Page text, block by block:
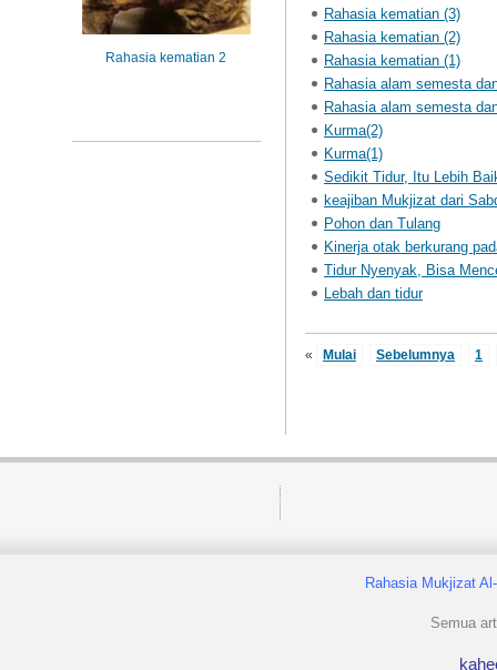
Rahasia kematian (3)
Rahasia kematian (2)
Rahasia kematian (1)
Rahasia alam semesta
Rahasia alam semesta
Kurma(2)
Kurma(1)
Sedikit Tidur, Itu Lebih
keajiban Mukjizat dari
Pohon dan Tulang
Kinerja otak berkurang
Tidur Nyenyak, Bisa
Lebah dan tidur
« Mulai Sebelumnya 1
Rahasia kematian 2
Rahasia Mukjizat
Semua